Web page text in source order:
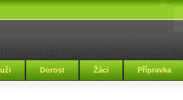
Dorost Žáci Přípravka